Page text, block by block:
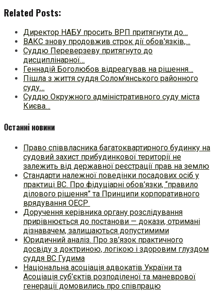
Related Posts:
Директор НАБУ просить ВРП притягнути до…
ВАКС знову продовжив строк дії обов'язків,…
Суддю Переверзеву притягнуто до
дисциплінарної…
Геннадій Боголюбов відреагував на рішення…
Пішла з життя суддя Солом'янського районного
суду…
Суддю Окружного адміністративного суду міста
Києва…
Останні новини
Право співвласника багатоквартирного будинку на
судовий захист прибудинкової території не
залежить від державної реєстрації прав на землю
Стандарти належної поведінки посадових осіб у
практиці ВC. Про фідуціарні обов’язки, “правило
ділового рішення” та Принципи корпоративного
врядування ОЕСР
Доручення керівника органу розслідування
прирівнюється до постанови — докази, отримані
дізнавачем, залишаються допустимими
Юридичний аналіз. Про зв’язок практичного
досвіду з доктриною, логікою і здоровим глуздом
суддя ВС Гудима
Національна асоціація адвокатів України та
Асоціація суб’єктів розподіленої та маневрової
генерації домовились про співпрацю